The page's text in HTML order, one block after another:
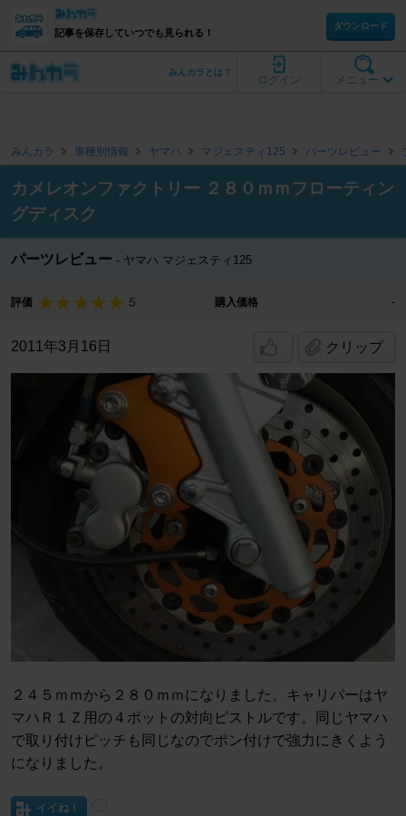
記事を保存していつでも見られる！
ダウンロード
メニュー
ログイン
みんカラとは？
みんカラ 車種別情報 ヤマハ マジェスティ125 パーツレビュー
カメレオンファクトリー ２８０ｍｍフローティン
グディスク
パーツレビュー ヤマハ マジェスティ125
評価 5 購入価格 -
2011年3月16日 クリップ
２４５ｍｍから２８０ｍｍになりました。キャリパーはヤ
マハＲ１Ｚ用の４ポットの対向ピストルです。同じヤマハ
で取り付けピッチも同じなのでポン付けで強力にきくよう
になりました。
イイね！